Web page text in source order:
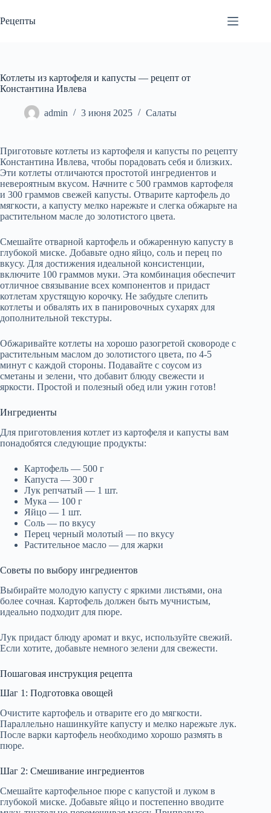
к
сути
Рецепты
Котлеты из картофеля и капусты — рецепт от
Константина Ивлева
admin 3 июня 2025 Салаты
Приготовьте котлеты из картофеля и капусты по рецепту
Константина Ивлева, чтобы порадовать себя и близких.
Эти котлеты отличаются простотой ингредиентов и
невероятным вкусом. Начните с 500 граммов картофеля
и 300 граммов свежей капусты. Отварите картофель до
мягкости, а капусту мелко нарежьте и слегка обжарьте на
растительном масле до золотистого цвета.
Смешайте отварной картофель и обжаренную капусту в
глубокой миске. Добавьте одно яйцо, соль и перец по
вкусу. Для достижения идеальной консистенции,
включите 100 граммов муки. Эта комбинация обеспечит
отличное связывание всех компонентов и придаст
котлетам хрустящую корочку. Не забудьте слепить
котлеты и обвалять их в панировочных сухарях для
дополнительной текстуры.
Обжаривайте котлеты на хорошо разогретой сковороде с
растительным маслом до золотистого цвета, по 4-5
минут с каждой стороны. Подавайте с соусом из
сметаны и зелени, что добавит блюду свежести и
яркости. Простой и полезный обед или ужин готов!
Ингредиенты
Для приготовления котлет из картофеля и капусты вам
понадобятся следующие продукты:
Картофель — 500 г
Капуста — 300 г
Лук репчатый — 1 шт.
Мука — 100 г
Яйцо — 1 шт.
Соль — по вкусу
Перец черный молотый — по вкусу
Растительное масло — для жарки
Советы по выбору ингредиентов
Выбирайте молодую капусту с яркими листьями, она
более сочная. Картофель должен быть мучнистым,
идеально подходит для пюре.
Лук придаст блюду аромат и вкус, используйте свежий.
Если хотите, добавьте немного зелени для свежести.
Пошаговая инструкция рецепта
Шаг 1: Подготовка овощей
Очистите картофель и отварите его до мягкости.
Параллельно нашинкуйте капусту и мелко нарежьте лук.
После варки картофель необходимо хорошо размять в
пюре.
Шаг 2: Смешивание ингредиентов
Смешайте картофельное пюре с капустой и луком в
глубокой миске. Добавьте яйцо и постепенно вводите